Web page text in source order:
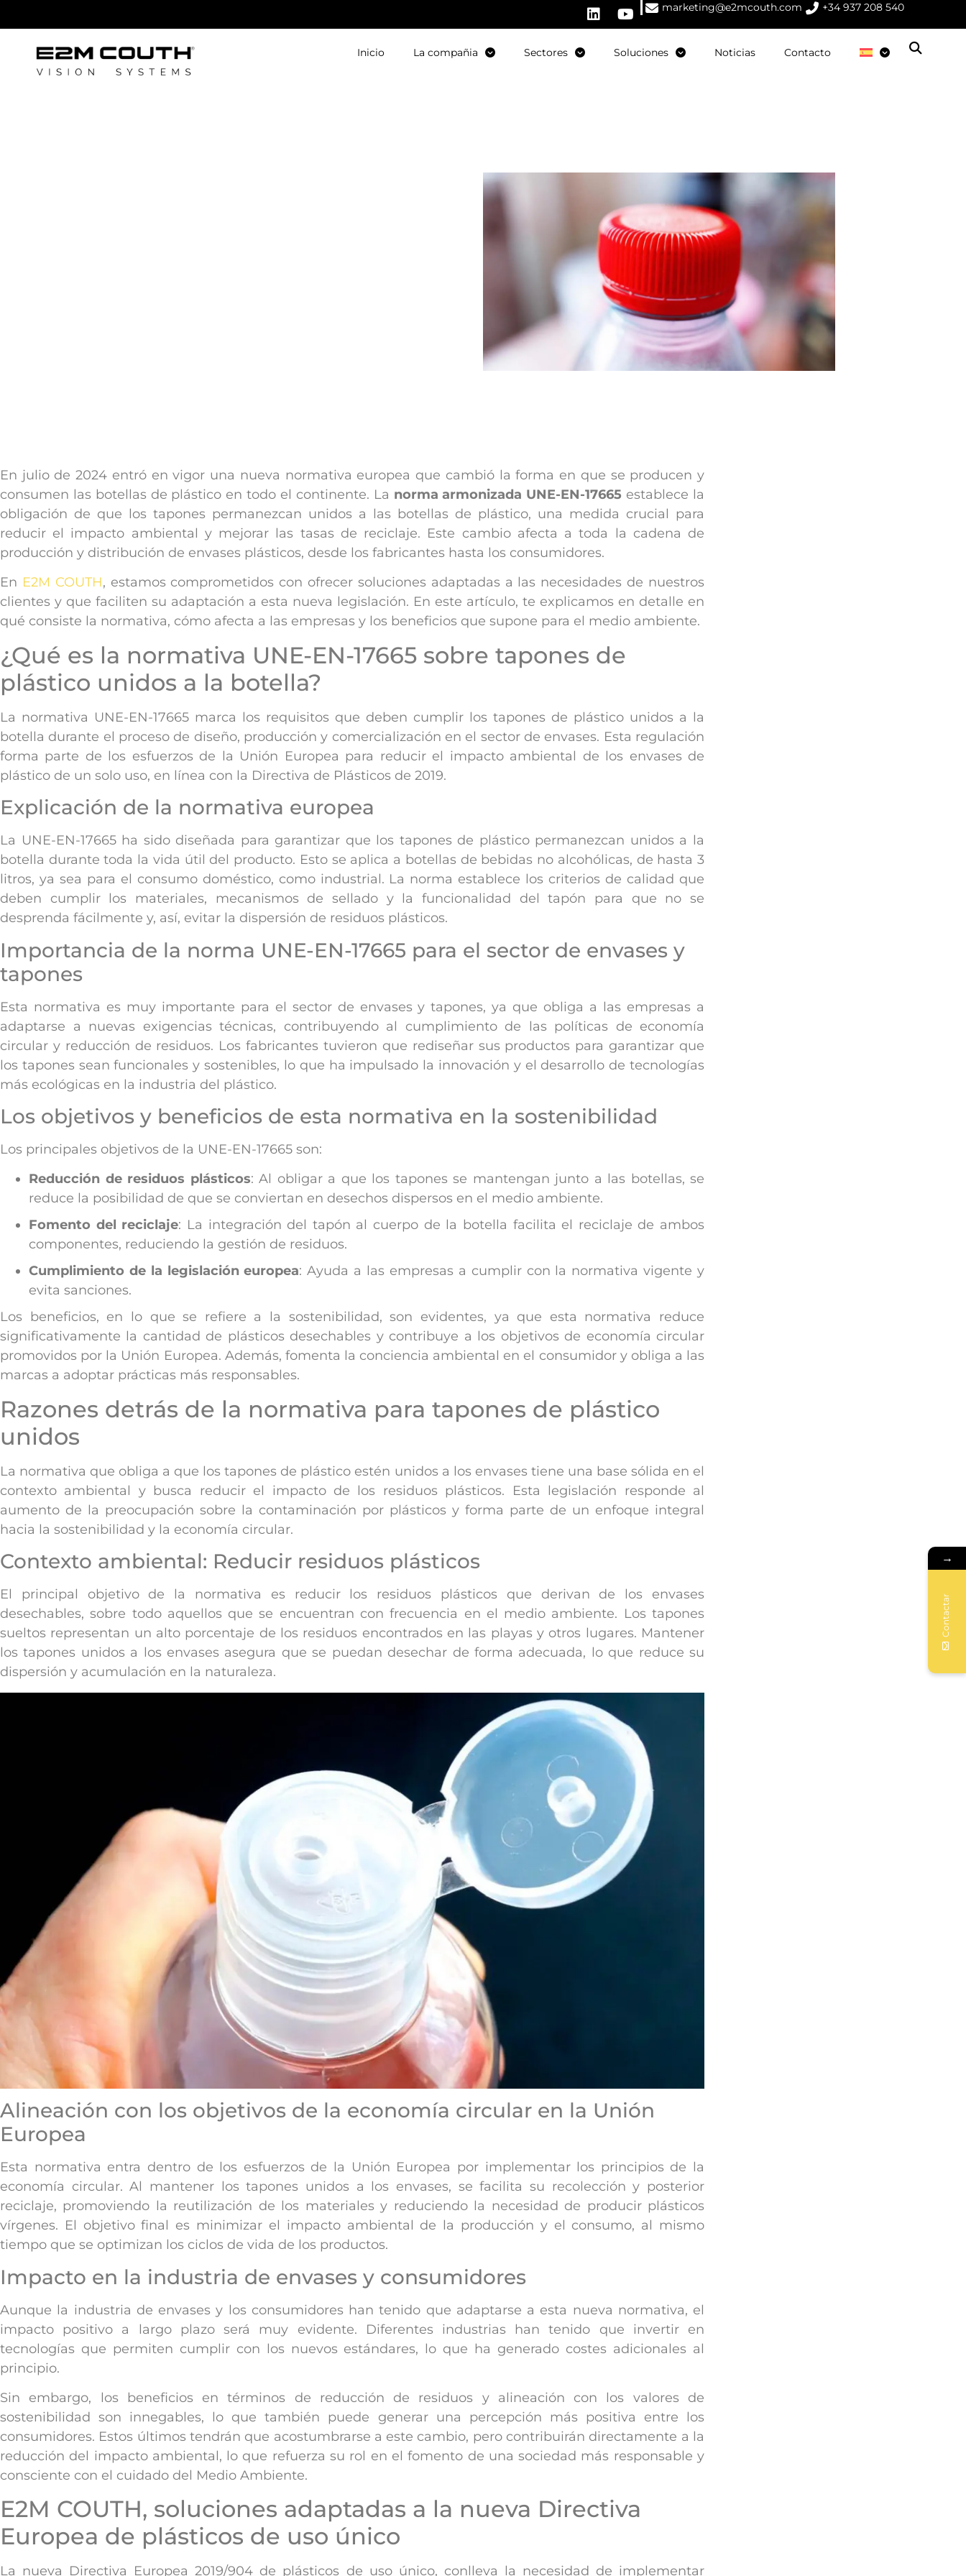
marketing@e2mcouth.com +34 937 208 540
Inicio La compañia Sectores Soluciones Noticias Contacto
En julio de 2024 entró en vigor una nueva normativa europea que cambió la forma en que se producen y
consumen las botellas de plástico en todo el continente. La norma armonizada UNE-EN-17665 establece la
obligación de que los tapones permanezcan unidos a las botellas de plástico, una medida crucial para
reducir el impacto ambiental y mejorar las tasas de reciclaje. Este cambio afecta a toda la cadena de
producción y distribución de envases plásticos, desde los fabricantes hasta los consumidores.
En E2M COUTH, estamos comprometidos con ofrecer soluciones adaptadas a las necesidades de nuestros
clientes y que faciliten su adaptación a esta nueva legislación. En este artículo, te explicamos en detalle en
qué consiste la normativa, cómo afecta a las empresas y los beneficios que supone para el medio ambiente.
¿Qué es la normativa UNE-EN-17665 sobre tapones de
plástico unidos a la botella?
La normativa UNE-EN-17665 marca los requisitos que deben cumplir los tapones de plástico unidos a la
botella durante el proceso de diseño, producción y comercialización en el sector de envases. Esta regulación
forma parte de los esfuerzos de la Unión Europea para reducir el impacto ambiental de los envases de
plástico de un solo uso, en línea con la Directiva de Plásticos de 2019.
Explicación de la normativa europea
La UNE-EN-17665 ha sido diseñada para garantizar que los tapones de plástico permanezcan unidos a la
botella durante toda la vida útil del producto. Esto se aplica a botellas de bebidas no alcohólicas, de hasta 3
litros, ya sea para el consumo doméstico, como industrial. La norma establece los criterios de calidad que
deben cumplir los materiales, mecanismos de sellado y la funcionalidad del tapón para que no se
desprenda fácilmente y, así, evitar la dispersión de residuos plásticos.
Importancia de la norma UNE-EN-17665 para el sector de envases y
tapones
Esta normativa es muy importante para el sector de envases y tapones, ya que obliga a las empresas a
adaptarse a nuevas exigencias técnicas, contribuyendo al cumplimiento de las políticas de economía
circular y reducción de residuos. Los fabricantes tuvieron que rediseñar sus productos para garantizar que
los tapones sean funcionales y sostenibles, lo que ha impulsado la innovación y el desarrollo de tecnologías
más ecológicas en la industria del plástico.
Los objetivos y beneficios de esta normativa en la sostenibilidad
Los principales objetivos de la UNE-EN-17665 son:
Reducción de residuos plásticos: Al obligar a que los tapones se mantengan junto a las botellas, se
reduce la posibilidad de que se conviertan en desechos dispersos en el medio ambiente.
Fomento del reciclaje: La integración del tapón al cuerpo de la botella facilita el reciclaje de ambos
componentes, reduciendo la gestión de residuos.
Cumplimiento de la legislación europea: Ayuda a las empresas a cumplir con la normativa vigente y
evita sanciones.
Los beneficios, en lo que se refiere a la sostenibilidad, son evidentes, ya que esta normativa reduce
significativamente la cantidad de plásticos desechables y contribuye a los objetivos de economía circular
promovidos por la Unión Europea. Además, fomenta la conciencia ambiental en el consumidor y obliga a las
marcas a adoptar prácticas más responsables.
Razones detrás de la normativa para tapones de plástico
unidos
La normativa que obliga a que los tapones de plástico estén unidos a los envases tiene una base sólida en el
contexto ambiental y busca reducir el impacto de los residuos plásticos. Esta legislación responde al
aumento de la preocupación sobre la contaminación por plásticos y forma parte de un enfoque integral
hacia la sostenibilidad y la economía circular.
Contexto ambiental: Reducir residuos plásticos
El principal objetivo de la normativa es reducir los residuos plásticos que derivan de los envases
desechables, sobre todo aquellos que se encuentran con frecuencia en el medio ambiente. Los tapones
sueltos representan un alto porcentaje de los residuos encontrados en las playas y otros lugares. Mantener
los tapones unidos a los envases asegura que se puedan desechar de forma adecuada, lo que reduce su
dispersión y acumulación en la naturaleza.
Alineación con los objetivos de la economía circular en la Unión
Europea
Esta normativa entra dentro de los esfuerzos de la Unión Europea por implementar los principios de la
economía circular. Al mantener los tapones unidos a los envases, se facilita su recolección y posterior
reciclaje, promoviendo la reutilización de los materiales y reduciendo la necesidad de producir plásticos
vírgenes. El objetivo final es minimizar el impacto ambiental de la producción y el consumo, al mismo
tiempo que se optimizan los ciclos de vida de los productos.
Impacto en la industria de envases y consumidores
Aunque la industria de envases y los consumidores han tenido que adaptarse a esta nueva normativa, el
impacto positivo a largo plazo será muy evidente. Diferentes industrias han tenido que invertir en
tecnologías que permiten cumplir con los nuevos estándares, lo que ha generado costes adicionales al
principio.
Sin embargo, los beneficios en términos de reducción de residuos y alineación con los valores de
sostenibilidad son innegables, lo que también puede generar una percepción más positiva entre los
consumidores. Estos últimos tendrán que acostumbrarse a este cambio, pero contribuirán directamente a la
reducción del impacto ambiental, lo que refuerza su rol en el fomento de una sociedad más responsable y
consciente con el cuidado del Medio Ambiente.
E2M COUTH, soluciones adaptadas a la nueva Directiva
Europea de plásticos de uso único
La nueva Directiva Europea 2019/904 de plásticos de uso único, conlleva la necesidad de implementar
→
Contactar